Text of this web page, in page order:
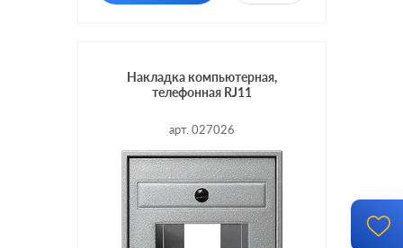
Накладка компьютерная,
телефонная RJ11
арт. 027026